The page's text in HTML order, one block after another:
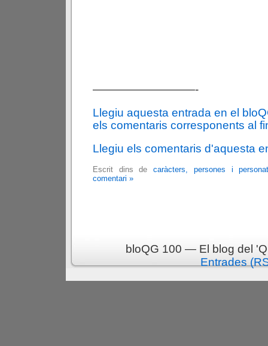
—————————-
Llegiu aquesta entrada en el
els comentaris corresponents al
Llegiu els comentaris d'aquesta
Escrit dins decaràcters, persones i
comentari »
bloQG 100 — El blog del
Entrades